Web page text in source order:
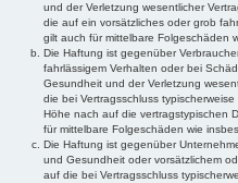
und der Verletzung wesentlicher
die auf ein vorsätzliches oder grob
gilt auch für mittelbare Folgeschäden
Die Haftung ist gegenüber
fahrlässigem Verhalten oder bei
Gesundheit und der Verletzung
die bei Vertragsschluss
Höhe nach auf die vertragstypischen
für mittelbare Folgeschäden wie
Die Haftung ist gegenüber
und Gesundheit oder vorsätzlichem
auf die bei Vertragsschluss